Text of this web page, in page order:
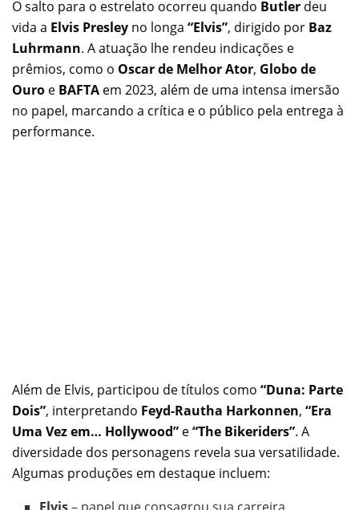
O salto para o estrelato ocorreu quando Butler deu
vida a Elvis Presley no longa “Elvis”, dirigido por Baz
Luhrmann. A atuação lhe rendeu indicações e
prêmios, como o Oscar de Melhor Ator, Globo de
Ouro e BAFTA em 2023, além de uma intensa imersão
no papel, marcando a crítica e o público pela entrega à
performance.
Além de Elvis, participou de títulos como “Duna: Parte
Dois”, interpretando Feyd-Rautha Harkonnen, “Era
Uma Vez em… Hollywood” e“The Bikeriders”. A
diversidade dos personagens revela sua versatilidade.
Algumas produções em destaque incluem:
Elvis– papel que consagrou sua carreira